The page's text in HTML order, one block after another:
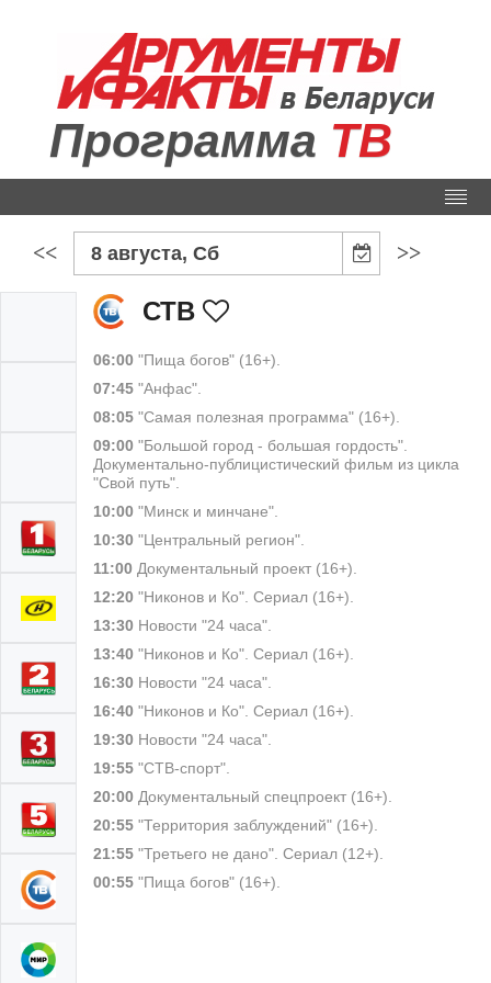
Программа ТВ
<< 8 августа, Сб >>
СТВ
06:00 "Пища богов" (16+).
07:45 "Анфас".
08:05 "Самая полезная программа" (16+).
09:00 "Большой город - большая гордость".
Документально-публицистический фильм из цикла
"Свой путь".
10:00 "Минск и минчане".
10:30 "Центральный регион".
11:00 Документальный проект (16+).
12:20 "Никонов и Ко". Сериал (16+).
13:30 Новости "24 часа".
13:40 "Никонов и Ко". Сериал (16+).
16:30 Новости "24 часа".
16:40 "Никонов и Ко". Сериал (16+).
19:30 Новости "24 часа".
19:55 "СТВ-спорт".
20:00 Документальный спецпроект (16+).
20:55 "Территория заблуждений" (16+).
21:55 "Третьего не дано". Сериал (12+).
00:55 "Пища богов" (16+).